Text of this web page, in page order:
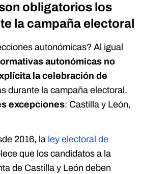
obligatorios los
la campaña electoral
autonómicas? Al igual
autonómicas no
la celebración de
durante la campaña electoral.
excepciones: Castilla y León,
2016, la ley electoral de
que los candidatos a la
de Castilla y León deben